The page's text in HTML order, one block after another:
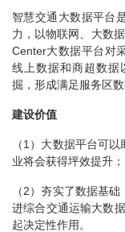
智慧交通大数据平台
力，以物联网、大数
Center大数据平台对
线上数据和商超数据
掘，形成满足服务区
建设价值
（1）大数据平台可
业将会获得坪效提升；
（2）夯实了数据基
进综合交通运输大数
起决定性作用。